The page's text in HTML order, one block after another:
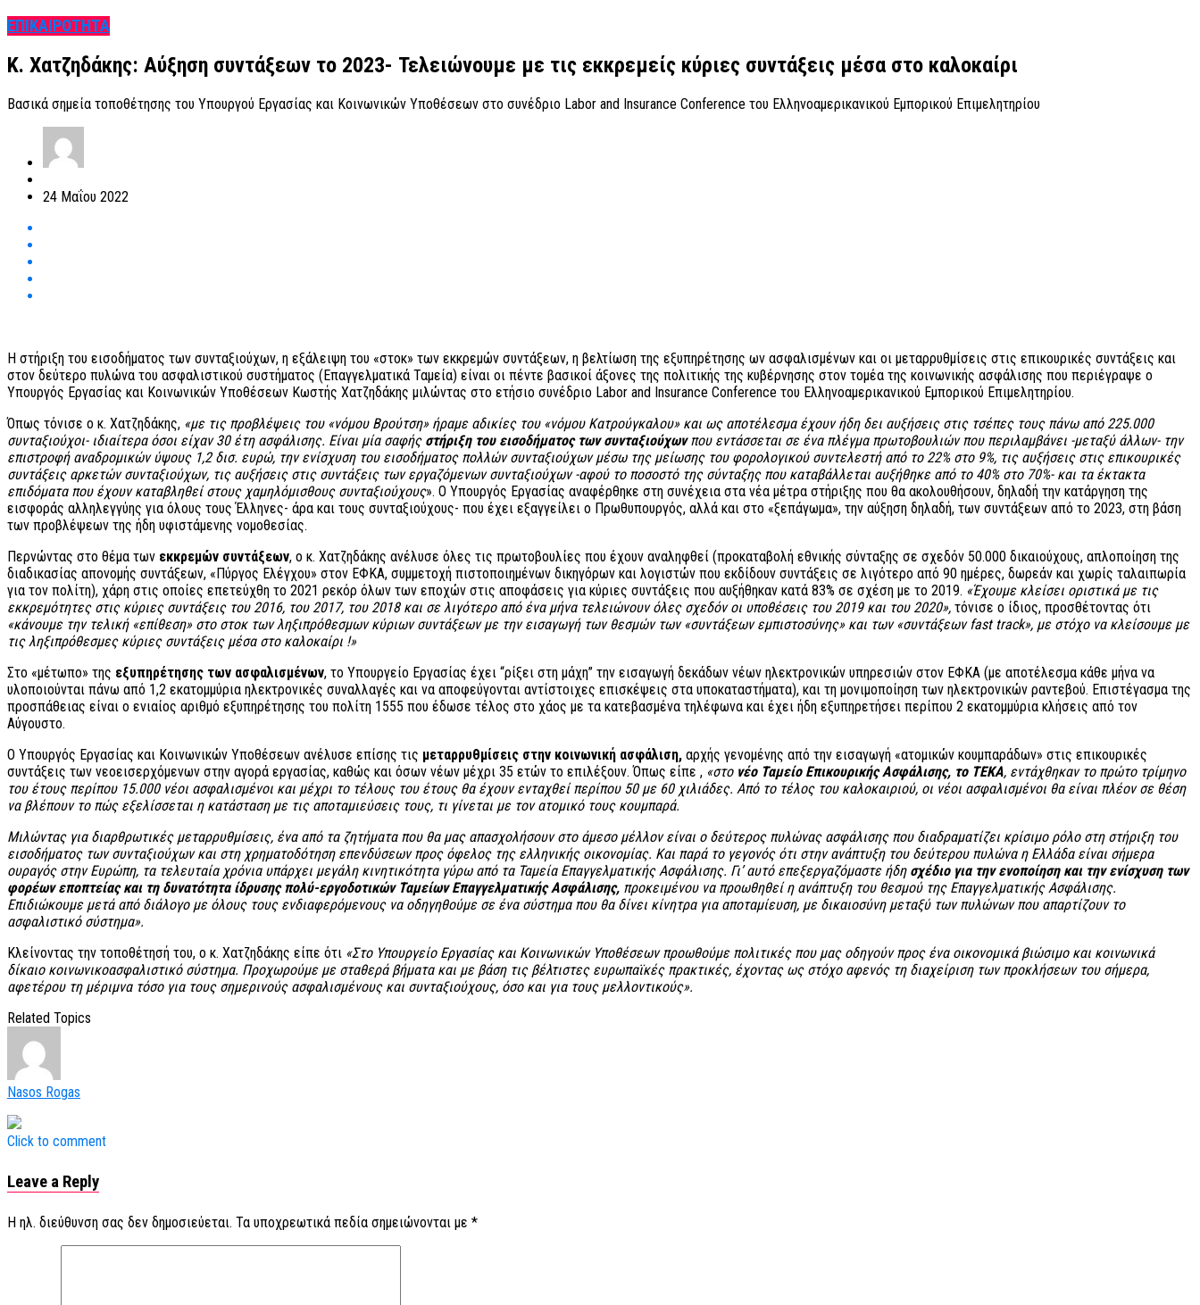
ΕΠΙΚΑΙΡΟΤΗΤΑ
Κ. Χατζηδάκης: Αύξηση συντάξεων το 2023- Τελειώνουμε με τις εκκρεμείς κύριες συντάξεις μέσα στο καλοκαίρι
Βασικά σημεία τοποθέτησης του Υπουργού Εργασίας και Κοινωνικών Υποθέσεων στο συνέδριο Labor and Insurance Conference του Ελληνοαμερικανικού Εμπορικού Επιμελητηρίου
24 Μαΐου 2022
Η στήριξη του εισοδήματος των συνταξιούχων, η εξάλειψη του «στοκ» των εκκρεμών συντάξεων, η βελτίωση της εξυπηρέτησης ων ασφαλισμένων και οι μεταρρυθμίσεις στις επικουρικές συντάξεις και
στον δεύτερο πυλώνα του ασφαλιστικού συστήματος (Επαγγελματικά Ταμεία) είναι οι πέντε βασικοί άξονες της πολιτικής της κυβέρνησης στον τομέα της κοινωνικής ασφάλισης που περιέγραψε ο
Υπουργός Εργασίας και Κοινωνικών Υποθέσεων Κωστής Χατζηδάκης μιλώντας στο ετήσιο συνέδριο Labor and Insurance Conference του Ελληνοαμερικανικού Εμπορικού Επιμελητηρίου.
Όπως τόνισε ο κ. Χατζηδάκης, «με τις προβλέψεις του «νόμου Βρούτση» ήραμε αδικίες του «νόμου Κατρούγκαλου» και ως αποτέλεσμα έχουν ήδη δει αυξήσεις στις τσέπες τους πάνω από 225.000
συνταξιούχοι- ιδιαίτερα όσοι είχαν 30 έτη ασφάλισης. Είναι μία σαφής στήριξη του εισοδήματος των συνταξιούχωνπου εντάσσεται σε ένα πλέγμα πρωτοβουλιών που περιλαμβάνει -μεταξύ άλλων- την
επιστροφή αναδρομικών ύψους 1,2 δισ. ευρώ, την ενίσχυση του εισοδήματος πολλών συνταξιούχων μέσω της μείωσης του φορολογικού συντελεστή από το 22% στο 9%, τις αυξήσεις στις επικουρικές
συντάξεις αρκετών συνταξιούχων, τις αυξήσεις στις συντάξεις των εργαζόμενων συνταξιούχων -αφού το ποσοστό της σύνταξης που καταβάλλεται αυξήθηκε από το 40% στο 70%- και τα έκτακτα
επιδόματα που έχουν καταβληθεί στους χαμηλόμισθους συνταξιούχους». Ο Υπουργός Εργασίας αναφέρθηκε στη συνέχεια στα νέα μέτρα στήριξης που θα ακολουθήσουν, δηλαδή την κατάργηση της
εισφοράς αλληλεγγύης για όλους τους Έλληνες- άρα και τους συνταξιούχους- που έχει εξαγγείλει ο Πρωθυπουργός, αλλά και στο «ξεπάγωμα», την αύξηση δηλαδή, των συντάξεων από το 2023, στη βάση
των προβλέψεων της ήδη υφιστάμενης νομοθεσίας.
Περνώντας στο θέμα των εκκρεμών συντάξεων, ο κ. Χατζηδάκης ανέλυσε όλες τις πρωτοβουλίες που έχουν αναληφθεί (προκαταβολή εθνικής σύνταξης σε σχεδόν 50.000 δικαιούχους, απλοποίηση της
διαδικασίας απονομής συντάξεων, «Πύργος Ελέγχου» στον ΕΦΚΑ, συμμετοχή πιστοποιημένων δικηγόρων και λογιστών που εκδίδουν συντάξεις σε λιγότερο από 90 ημέρες, δωρεάν και χωρίς ταλαιπωρία
για τον πολίτη), χάρη στις οποίες επετεύχθη το 2021 ρεκόρ όλων των εποχών στις αποφάσεις για κύριες συντάξεις που αυξήθηκαν κατά 83% σε σχέση με το 2019. «Έχουμε κλείσει οριστικά με τις
εκκρεμότητες στις κύριες συντάξεις του 2016, του 2017, του 2018 και σε λιγότερο από ένα μήνα τελειώνουν όλες σχεδόν οι υποθέσεις του 2019 και του 2020», τόνισε ο ίδιος, προσθέτοντας ότι
«κάνουμε την τελική «επίθεση» στο στοκ των ληξιπρόθεσμων κύριων συντάξεων με την εισαγωγή των θεσμών των «συντάξεων εμπιστοσύνης» και των «συντάξεων fast track», με στόχο να κλείσουμε με
τις ληξιπρόθεσμες κύριες συντάξεις μέσα στο καλοκαίρι !»
Στο «μέτωπο» της εξυπηρέτησης των ασφαλισμένων, το Υπουργείο Εργασίας έχει “ρίξει στη μάχη” την εισαγωγή δεκάδων νέων ηλεκτρονικών υπηρεσιών στον ΕΦΚΑ (με αποτέλεσμα κάθε μήνα να
υλοποιούνται πάνω από 1,2 εκατομμύρια ηλεκτρονικές συναλλαγές και να αποφεύγονται αντίστοιχες επισκέψεις στα υποκαταστήματα), και τη μονιμοποίηση των ηλεκτρονικών ραντεβού. Επιστέγασμα της
προσπάθειας είναι ο ενιαίος αριθμό εξυπηρέτησης του πολίτη 1555 που έδωσε τέλος στο χάος με τα κατεβασμένα τηλέφωνα και έχει ήδη εξυπηρετήσει περίπου 2 εκατομμύρια κλήσεις από τον
Αύγουστο.
Ο Υπουργός Εργασίας και Κοινωνικών Υποθέσεων ανέλυσε επίσης τις μεταρρυθμίσεις στην κοινωνική ασφάλιση, αρχής γενομένης από την εισαγωγή «ατομικών κουμπαράδων» στις επικουρικές
συντάξεις των νεοεισερχόμενων στην αγορά εργασίας, καθώς και όσων νέων μέχρι 35 ετών το επιλέξουν. Όπως είπε , «στο νέο Ταμείο Επικουρικής Ασφάλισης, το ΤΕΚΑ, εντάχθηκαν το πρώτο τρίμηνο
του έτους περίπου 15.000 νέοι ασφαλισμένοι και μέχρι το τέλους του έτους θα έχουν ενταχθεί περίπου 50 με 60 χιλιάδες. Από το τέλος του καλοκαιριού, οι νέοι ασφαλισμένοι θα είναι πλέον σε θέση
να βλέπουν το πώς εξελίσσεται η κατάσταση με τις αποταμιεύσεις τους, τι γίνεται με τον ατομικό τους κουμπαρά.
Μιλώντας για διαρθρωτικές μεταρρυθμίσεις, ένα από τα ζητήματα που θα μας απασχολήσουν στο άμεσο μέλλον είναι ο δεύτερος πυλώνας ασφάλισης που διαδραματίζει κρίσιμο ρόλο στη στήριξη του
εισοδήματος των συνταξιούχων και στη χρηματοδότηση επενδύσεων προς όφελος της ελληνικής οικονομίας. Και παρά το γεγονός ότι στην ανάπτυξη του δεύτερου πυλώνα η Ελλάδα είναι σήμερα
ουραγός στην Ευρώπη, τα τελευταία χρόνια υπάρχει μεγάλη κινητικότητα γύρω από τα Ταμεία Επαγγελματικής Ασφάλισης. Γι’ αυτό επεξεργαζόμαστε ήδη σχέδιο για την ενοποίηση και την ενίσχυση των
φορέων εποπτείας και τη δυνατότητα ίδρυσης πολύ-εργοδοτικών Ταμείων Επαγγελματικής Ασφάλισης, προκειμένου να προωθηθεί η ανάπτυξη του θεσμού της Επαγγελματικής Ασφάλισης.
Επιδιώκουμε μετά από διάλογο με όλους τους ενδιαφερόμενους να οδηγηθούμε σε ένα σύστημα που θα δίνει κίνητρα για αποταμίευση, με δικαιοσύνη μεταξύ των πυλώνων που απαρτίζουν το
ασφαλιστικό σύστημα».
Κλείνοντας την τοποθέτησή του, ο κ. Χατζηδάκης είπε ότι «Στο Υπουργείο Εργασίας και Κοινωνικών Υποθέσεων προωθούμε πολιτικές που μας οδηγούν προς ένα οικονομικά βιώσιμο και κοινωνικά
δίκαιο κοινωνικοασφαλιστικό σύστημα. Προχωρούμε με σταθερά βήματα και με βάση τις βέλτιστες ευρωπαϊκές πρακτικές, έχοντας ως στόχο αφενός τη διαχείριση των προκλήσεων του σήμερα,
αφετέρου τη μέριμνα τόσο για τους σημερινούς ασφαλισμένους και συνταξιούχους, όσο και για τους μελλοντικούς».
Related Topics
Nasos Rogas
Click to comment
Leave a Reply
Η ηλ. διεύθυνση σας δεν δημοσιεύεται. Τα υποχρεωτικά πεδία σημειώνονται με *